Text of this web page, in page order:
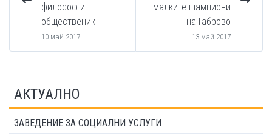
философ и
общественик
10 май 2017
малките шампиони
на Габрово
13 май 2017
АКТУАЛНО
ЗАВЕДЕНИЕ ЗА СОЦИАЛНИ УСЛУГИ